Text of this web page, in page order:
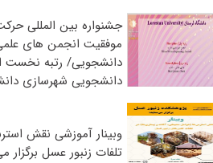
جشنواره بین المللی
موفقیت انجمن های
دانشجویی/ رتبه نخست
دانشجویی شهرسازی
وبینار آموزشی نقش
تلفات زنبور عسل برگزار